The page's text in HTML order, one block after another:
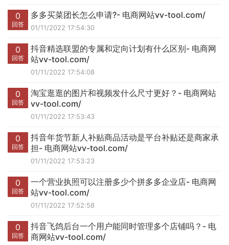
0
回答
多多买菜团长怎么申请?- 电商网站vv-tool.com/
01/11/2022 17:54:30
0
回答
抖音精选联盟的专属和定向计划有什么区别- 电商网
站vv-tool.com/
01/11/2022 17:54:08
0
回答
淘宝逛逛的图片和视频发什么尺寸更好？- 电商网站
vv-tool.com/
01/11/2022 17:53:43
0
回答
抖音年货节新人补贴商品活动是平台补贴还是商家承
担- 电商网站vv-tool.com/
01/11/2022 17:53:23
0
回答
一个营业执照可以注册多少个拼多多企业店- 电商网
站vv-tool.com/
01/11/2022 17:52:58
0
回答
抖音飞鸽后台一个用户能同时管理多个店铺吗？- 电
商网站vv-tool.com/